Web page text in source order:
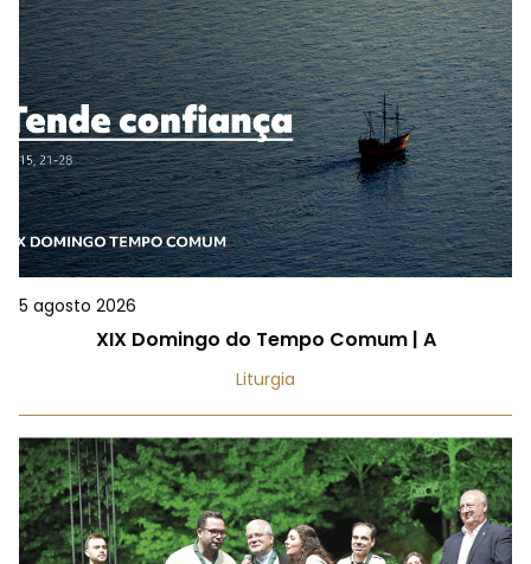
5 agosto 2026
XIX Domingo do Tempo Comum | A
Liturgia